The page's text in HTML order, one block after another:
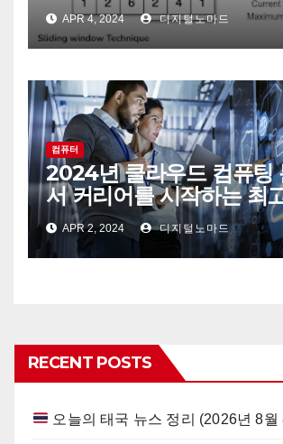
APR 4, 2024 디지털노마드
컴퓨터
2024년 클라우드 컴퓨팅
서 커리어를 시작하는 최
APR 2, 2024 디지털노마드
RECENT POSTS
오늘의 태국 뉴스 정리 (2026년 8월